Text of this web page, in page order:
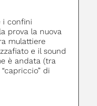
i confini
prova la nuova
mulattiere
e il sound
è andata (tra
di